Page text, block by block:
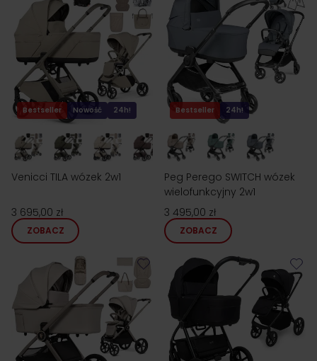
Bestseller Nowość 24h!
Venicci TILA wózek 2w1
3 695,00 zł
ZOBACZ
Bestseller 24h!
Peg Perego SWITCH wózek
wielofunkcyjny 2w1
3 495,00 zł
ZOBACZ